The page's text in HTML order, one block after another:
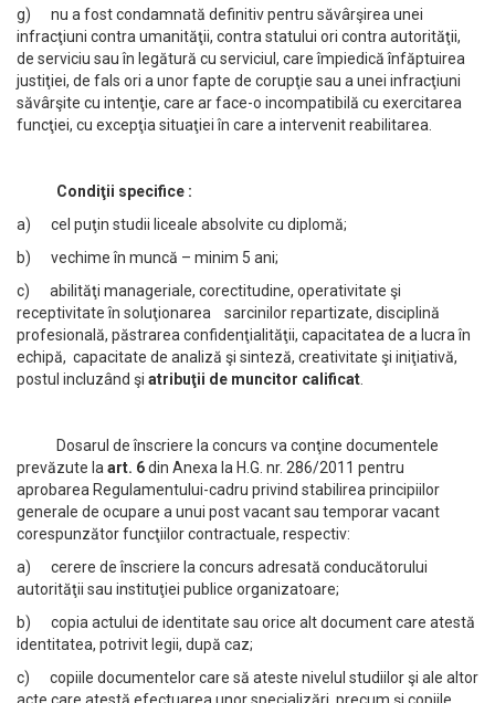
g) nu a fost condamnată definitiv pentru săvârşirea unei
infracţiuni contra umanităţii, contra statului ori contra autorităţii,
de serviciu sau în legătură cu serviciul, care împiedică înfăptuirea
justiţiei, de fals ori a unor fapte de corupţie sau a unei infracţiuni
săvârşite cu intenţie, care ar face-o incompatibilă cu exercitarea
funcţiei, cu excepţia situaţiei în care a intervenit reabilitarea.
Condiţii specifice :
a) cel puţin studii liceale absolvite cu diplomă;
b) vechime în muncă – minim 5 ani;
c) abilităţi manageriale, corectitudine, operativitate şi
receptivitate în soluţionarea sarcinilor repartizate, disciplină
profesională, păstrarea confidenţialităţii, capacitatea de a lucra în
echipă, capacitate de analiză şi sinteză, creativitate şi iniţiativă,
postul incluzând şi atribuţii de muncitor calificat
Dosarul de înscriere la concurs va conţine documentele
prevăzute la art. 6din Anexa la H.G. nr. 286/2011 pentru
aprobarea Regulamentului-cadru privind stabilirea principiilor
generale de ocupare a unui post vacant sau temporar vacant
corespunzător funcţiilor contractuale, respectiv:
a) cerere de înscriere la concurs adresată conducătorului
autorităţii sau instituţiei publice organizatoare;
b) copia actului de identitate sau orice alt document care atestă
identitatea, potrivit legii, după caz;
c) copiile documentelor care să ateste nivelul studiilor şi ale altor